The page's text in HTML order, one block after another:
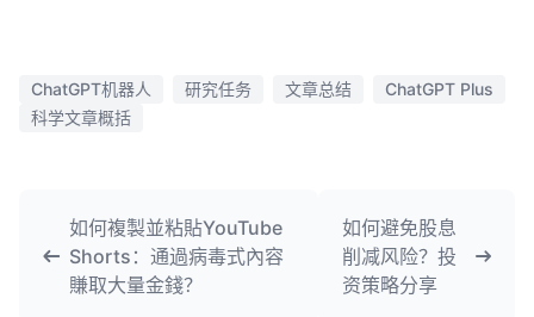
ChatGPT机器人 研究任务 文章总结
ChatGPT Plus
科学文章概括
如何複製並粘貼YouTube
Shorts：通過病毒式內容
賺取大量金錢？
如何避免股息
削减风险？投
资策略分享